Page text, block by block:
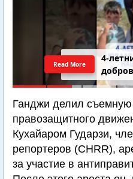
4-
Read More
Ганджи делил съемную
правозащитного
Кухайаром Гударзи,
репортеров (CHRR),
за участие в